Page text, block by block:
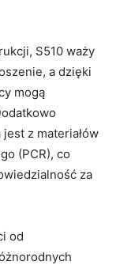
S510 waży
a dzięki
mogą
z materiałów
(PCR), co
za
od